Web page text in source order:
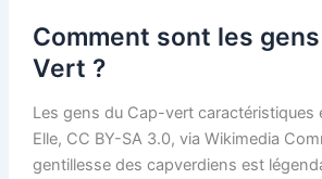
Comment sont les
Vert ?
Les gens du Cap-vert caractéristiques
Elle, CC BY-SA 3.0, via Wikimedia
gentillesse des capverdiens est